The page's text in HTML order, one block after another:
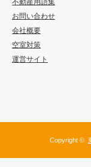
不動産用語集
お問い合わせ
会社概要
空室対策
運営サイト
Copyright ©